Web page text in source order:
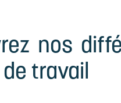
nos
travail